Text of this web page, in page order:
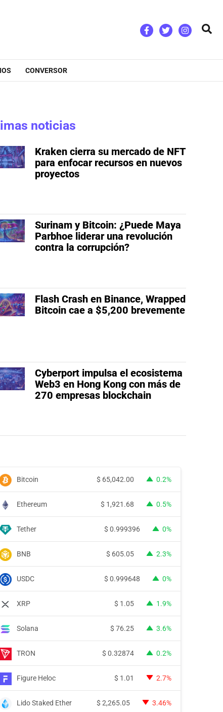
CONVERSOR
noticias
Kraken cierra su mercado de NFT
para enfocar recursos en nuevos
proyectos
Surinam y Bitcoin: ¿Puede Maya
Parbhoe liderar una revolución
contra la corrupción?
Flash Crash en Binance, Wrapped
Bitcoin cae a $5,200 brevemente
Cyberport impulsa el ecosistema
Web3 en Hong Kong con más de
270 empresas blockchain
Bitcoin $ 65,042.00 0.2%
Ethereum $ 1,921.68 0.5%
Tether $ 0.999396 0%
BNB $ 605.05 2.3%
USDC $ 0.999648 0%
XRP $ 1.05 1.9%
Solana $ 76.25 3.6%
TRON $ 0.32874 0.2%
Figure Heloc $ 1.01 2.7%
Lido Staked Ether $ 2,265.05 3.46%